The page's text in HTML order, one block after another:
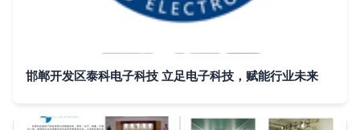
邯郸开发区泰科电子科技 立足电子科技，赋能行业未来